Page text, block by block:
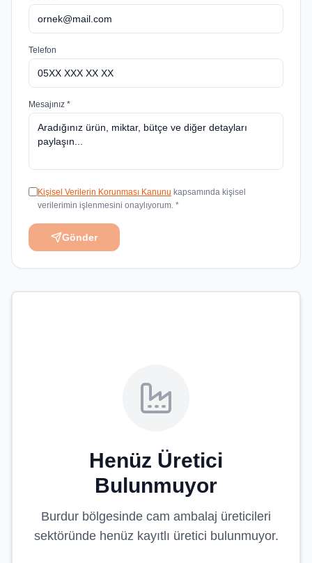
Telefon
Mesajınız *
Kişisel Verilerin Korunması Kanunu kapsamında kişisel
verilerimin işlenmesini onaylıyorum. *
Gönder
Henüz Üretici
Bulunmuyor
Burdur bölgesinde cam ambalaj üreticileri
sektöründe henüz kayıtlı üretici bulunmuyor.